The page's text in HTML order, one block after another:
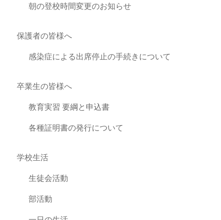
朝の登校時間変更のお知らせ
保護者の皆様へ
感染症による出席停止の手続きについて
卒業生の皆様へ
教育実習 要綱と申込書
各種証明書の発行について
学校生活
生徒会活動
部活動